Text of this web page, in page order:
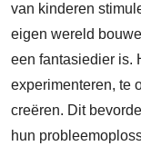
van kinderen
eigen wereld
een fantasiedier is.
experimenteren, te
creëren. Dit
hun